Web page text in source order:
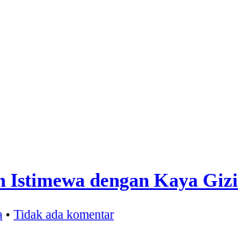
Istimewa dengan Kaya Gizi
• Tidak ada komentar